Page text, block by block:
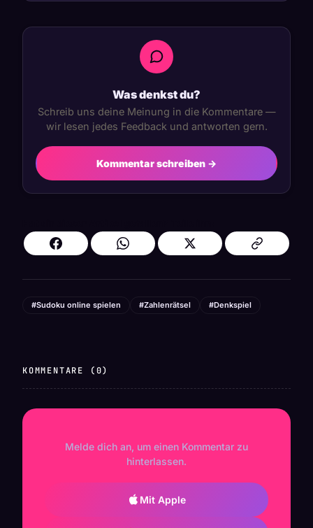
Was denkst du?
Schreib uns deine Meinung in die Kommentare —
wir lesen jedes Feedback und antworten gern.
Kommentar schreiben →
#Sudoku online spielen #Zahlenrätsel #Denkspiel
KOMMENTARE (0)
Melde dich an, um einen Kommentar zu
hinterlassen.
Mit Apple